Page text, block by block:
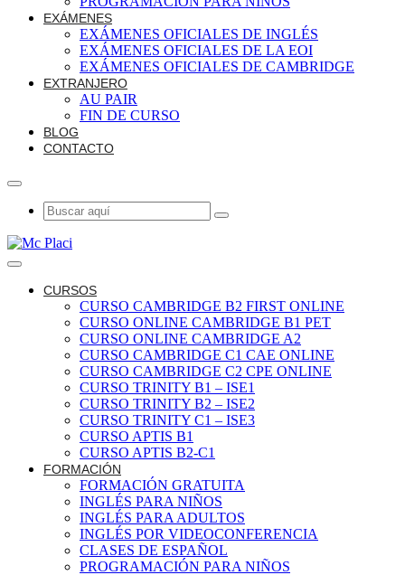
EXÁMENES
EXÁMENES OFICIALES DE INGLÉS
EXÁMENES OFICIALES DE LA EOI
EXÁMENES OFICIALES DE CAMBRIDGE
EXTRANJERO
AU PAIR
FIN DE CURSO
BLOG
CONTACTO
CURSOS
CURSO CAMBRIDGE B2 FIRST ONLINE
CURSO ONLINE CAMBRIDGE B1 PET
CURSO ONLINE CAMBRIDGE A2
CURSO CAMBRIDGE C1 CAE ONLINE
CURSO CAMBRIDGE C2 CPE ONLINE
CURSO TRINITY B1 – ISE1
CURSO TRINITY B2 – ISE2
CURSO TRINITY C1 – ISE3
CURSO APTIS B1
CURSO APTIS B2-C1
FORMACIÓN
FORMACIÓN GRATUITA
INGLÉS PARA NIÑOS
INGLÉS PARA ADULTOS
INGLÉS POR VIDEOCONFERENCIA
CLASES DE ESPAÑOL
PROGRAMACIÓN PARA NIÑOS